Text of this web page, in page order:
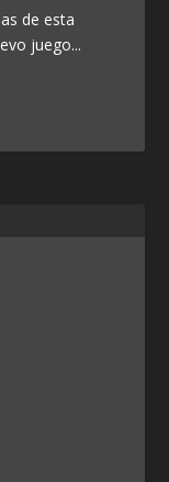
de esta
juego...